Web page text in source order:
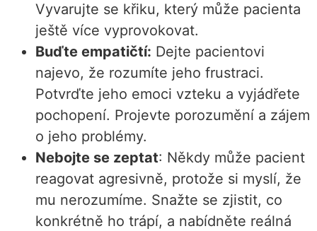
Vyvarujte se křiku, který může pacienta
ještě více vyprovokovat.
Buďte empatičtí: Dejte pacientovi
najevo, že rozumíte jeho frustraci.
Potvrďte jeho emoci vzteku a vyjádřete
pochopení. Projevte porozumění a zájem
o jeho problémy.
Nebojte se zeptat: Někdy může pacient
reagovat agresivně, protože si myslí, že
mu nerozumíme. Snažte se zjistit, co
konkrétně ho trápí, a nabídněte reálná